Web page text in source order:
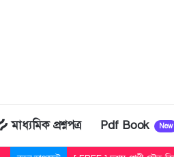
মাধ্যমিক প্রশ্নপত্র Pdf Book New